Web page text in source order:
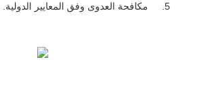
مكافحة العدوى وفق المعايير الدولية.